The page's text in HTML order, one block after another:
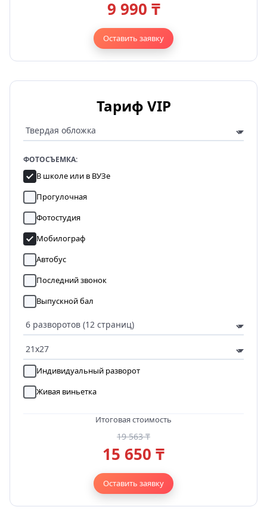
9 990 ₸
Оставить заявку
Тариф VIP
ФОТОСЪЕМКА:
В школе или в ВУЗе
Прогулочная
Фотостудия
Мобилограф
Автобус
Последний звонок
Выпускной бал
Индивидуальный разворот
Живая виньетка
Итоговая стоимость
19 563 ₸
15 650 ₸
Оставить заявку